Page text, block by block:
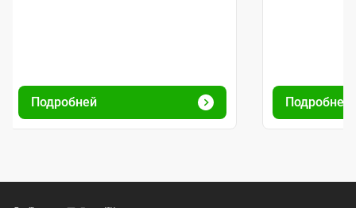
Подробней Подробней